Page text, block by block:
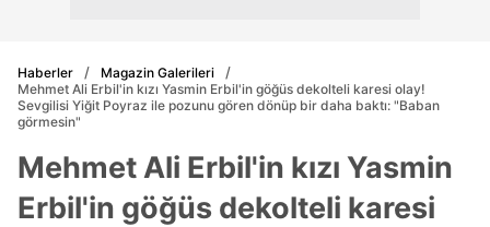
Haberler
Magazin Galerileri
Mehmet Ali Erbil'in kızı Yasmin Erbil'in göğüs dekolteli karesi olay!
Sevgilisi Yiğit Poyraz ile pozunu gören dönüp bir daha baktı: "Baban
görmesin"
Mehmet Ali Erbil'in kızı Yasmin
Erbil'in göğüs dekolteli karesi